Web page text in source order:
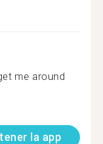
me around
la app